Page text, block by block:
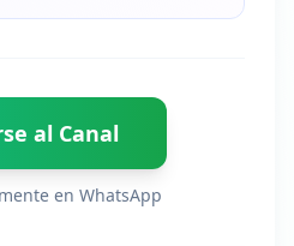
al Canal
en WhatsApp